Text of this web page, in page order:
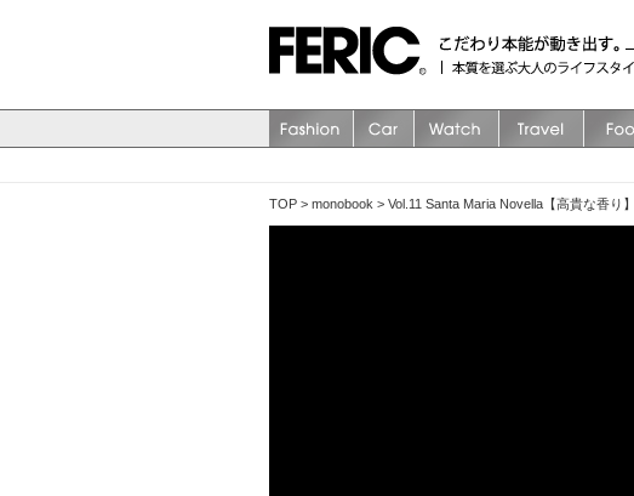
TOP > monobook > Vol.11 Santa Maria Novella【高貴な香り】